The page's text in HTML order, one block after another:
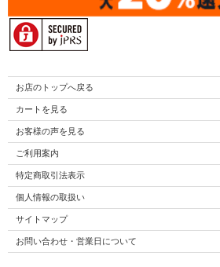
お店のトップへ戻る
カートを見る
お客様の声を見る
ご利用案内
特定商取引法表示
個人情報の取扱い
サイトマップ
お問い合わせ・営業日について